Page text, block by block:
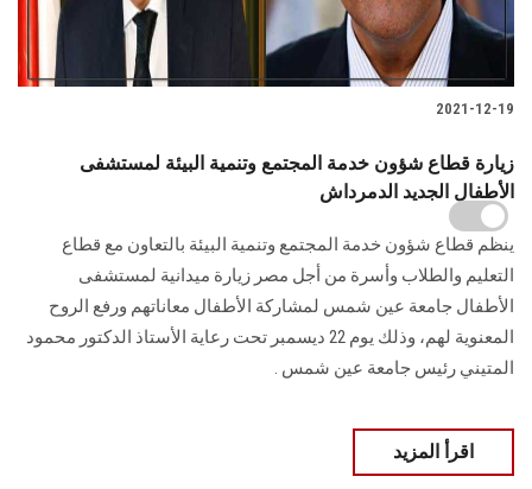
2021-12-19
زيارة قطاع شؤون خدمة المجتمع وتنمية البيئة لمستشفى
الأطفال الجديد الدمرداش
ينظم قطاع شؤون خدمة المجتمع وتنمية البيئة بالتعاون مع قطاع
التعليم والطلاب وأسرة من أجل مصر زيارة ميدانية لمستشفى
الأطفال جامعة عين شمس لمشاركة الأطفال معاناتهم ورفع الروح
المعنوية لهم، وذلك يوم 22 ديسمبر تحت رعاية الأستاذ الدكتور محمود
المتيني رئيس جامعة عين شمس .
اقرأ المزيد